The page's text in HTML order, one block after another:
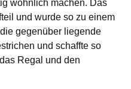
wohnlich machen. Das
und wurde so zu einem
gegenüber liegende
und schaffte so
Regal und den